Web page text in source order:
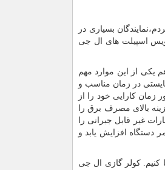
بسیاری در
اسپیلت های ال جی
یکی از این موارد مهم
در زمان مناسب و
کارایی خود را از
بالای مصرف برق را
غیر قابل جبرانی را
دستگاه افزایش یابد و
کنیم. کولر گازی ال جی